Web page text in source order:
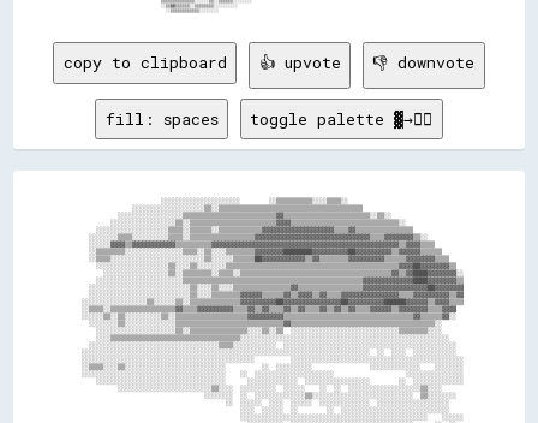
                                ░░▒▒▓▓▒▒▒▒▒▒░░▒▒▒▒▒▒▒▒░░░░░░░░░░
copy to clipboard 👍 upvote 👎 downvote
fill: spaces toggle palette ▓→✊🏽
                        ░░░░░░░░░░░░░░░░░░░░░░        ░░▒▒▒▒▒▒▒▒▒▒░░░░▒▒▒▒░░
                ░░░░░░░░░░░░░░░░░░░░▒▒░░▒▒▒▒▒▒▒▒▒▒▒▒▒▒▒▒▒▒▒▒▒▒▒▒▒▒▒▒▒▒▒▒▒▒▒▒▒▒▒▒
            ░░░░░░░░░░░░░░░░░░▒▒▒▒▒▒▒▒▒▒▒▒▒▒▒▒▒▒▒▒▒▒▒▒▒▒▓▓▒▒▒▒▒▒▒▒▒▒▒▒▒▒▒▒▒▒▒▒▒▒▒▒░░▒▒░░
          ░░░░░░░░░░░░░░░░░░▒▒░░▒▒▒▒▒▒▒▒▒▒▒▒▒▒▒▒▒▒▒▒▒▒▒▒▓▓▓▓▒▒▒▒▒▒▒▒▒▒▒▒▒▒▒▒▒▒▒▒▒▒▒▒▒▒▒▒▒▒░░
      ░░░░░░░░░░░░░░░░░░░░▒▒▒▒░░▒▒▒▒▒▒░░▒▒▒▒▒▒▒▒▒▒▒▒▓▓▓▓▓▓▓▓▓▓▓▓▓▓▓▓▓▓▓▓▒▒▒▒▓▓▒▒▒▒▒▒▒▒▒▒▒▒▒▒▒▒
    ░░░░░░░░▒▒▒▒░░░░░░░░░░▒▒▒▒░░▒▒▒▒▒▒▒▒▒▒▒▒▒▒▒▒▒▒▓▓▓▓▓▓▓▓▓▓▓▓▓▓▓▓▓▓▓▓▓▓▓▓▓▓▓▓▓▓▓▓▒▒▒▒▓▓▓▓▓▓▓▓▒▒░░
    ░░░░░░▓▓▓▓▒▒▓▓▓▓▓▓▓▓▓▓▓▓▒▒▒▒▒▒▒▒▒▒▓▓▓▓▓▓▓▓▓▓▓▓▓▓▓▓▓▓▓▓▓▓▓▓▓▓▓▓▓▓▓▓▓▓▓▓▓▓▓▓▓▓▓▓▓▓▓▓▓▓▓▓▒▒▓▓▓▓▒▒▒▒
    ░░▒▒▒▒▒▒▒▒░░░░░░░░░░░░░░░░▒▒▒▒░░▒▒░░░░▒▒▒▒▒▒▒▒▓▓▓▓▓▓▓▓████████▓▓▓▓▓▓▓▓▓▓██▓▓▓▓▓▓▓▓▓▓▒▒▓▓▓▓▓▓▒▒▒▒▒▒
    ░░▒▒▒▒░░░░░░░░░░░░░░░░░░░░░░░░░░▒▒░░░░░░▒▒▒▒▒▒██▓▓▓▓▓▓▓▓▓▓▓▓▒▒▓▓▒▒▒▒▒▒▒▒▓▓▓▓▓▓▓▓▓▓▒▒▒▒▒▒▓▓▓▓▓▓▓▓▒▒▒▒
      ░░░░░░░░░░░░░░░░░░░░▒▒░░░░▒▒░░░░░░░░▒▒▒▒▒▒▒▒▒▒▒▒▒▒▒▒▒▒▒▒▒▒▒▒▒▒▒▒▒▒▒▒▒▒▒▒▒▒▒▒▒▒▒▒▒▒▒▒▓▓▓▓██▓▓▓▓▓▓▓▓▒▒
        ░░░░░░░░░░░░░░░░░░▒▒░░▒▒▒▒▒▒▒▒░░▒▒▒▒░░▒▒▒▒▒▒▒▒▒▒▒▒▒▒▒▒▒▒▒▒▒▒▒▒▒▒▒▒▒▒▒▒▒▒▒▒▒▒▒▒▒▒▓▓▒▒▓▓████▓▓▓▓▓▓▓▓░░
      ░░░░░░░░░░░░░░░░░░░░░░░░▒▒▒▒▒▒▒▒▒▒▒▒▒▒▒▒▒▒▒▒▒▒▒▒▒▒▒▒▒▒▒▒▒▒▒▒▒▒▒▒▒▒▒▒▒▒▒▒▒▒▓▓▓▓▓▓▓▓▓▓▓▓▓▓████▓▓▓▓▓▓▓▓▒▒
    ░░░░░░░░░░░░░░░░░░░░░░░░░░░░▒▒░░░░▒▒░░░░▒▒▒▒▒▒▒▒▒▒▒▒▒▒▒▒▓▓▒▒▒▒▒▒▒▒▒▒▒▒▒▒▒▒▒▒▓▓▓▓▓▓▓▓▓▓▓▓▓▓▓▓▓▓██▓▓▓▓▓▓▓▓
    ░░░░░░░░░░░░░░░░░░░░░░░░░░░░▒▒░░░░▒▒▒▒▒▒▒▒▓▓▓▓▓▓▒▒▒▒▒▒▓▓▒▒▓▓▓▓▒▒▓▓▒▒▒▒▓▓▓▓▓▓▓▓▓▓▓▓▓▓▓▓▒▒▒▒▓▓▓▓▓▓▓▓▓▓▒▒▓▓
  ░░░░░░░░░░░░░░░░░░▒▒░░░░░░▒▒░░▒▒▒▒▒▒▒▒▒▒▒▒▒▒▓▓▓▓▓▓▓▓▓▓██▓▓▓▓▓▓▓▓▓▓▓▓▓▓▓▓██▓▓▓▓▓▓▓▓▓▓██████▓▓▓▓▓▓▒▒▓▓▓▓▒▒▒▒
  ░░▒▒▒▒░░▒▒▒▒▒▒▒▒▒▒▒▒▒▒▒▒▒▒▓▓▒▒▒▒▓▓▓▓▓▓▓▓▓▓▒▒▒▒▓▓▒▒▓▓▒▒▒▒▓▓▒▒▓▓▒▒▒▒▓▓▒▒▓▓▒▒▓▓▒▒▒▒▓▓▓▓▓▓▒▒▓▓▓▓▓▓▓▓▒▒▒▒▓▓▓▓
  ░░░░░░▒▒░░▒▒░░░░░░░░░░▒▒░░▒▒▒▒▒▒▒▒▒▒▒▒▒▒▒▒▒▒▒▒▓▓▓▓▓▓▓▓▓▓▒▒▒▒▒▒▒▒▒▒▒▒▒▒▒▒▒▒▒▒▒▒▒▒▒▒▒▒▒▒▒▒▒▒▒▒▓▓▒▒▒▒▒▒▓▓░░
    ░░░░░░░░▒▒░░░░░░░░░░░░░░▒▒▒▒▒▒▒▒▒▒▒▒▒▒▒▒▒▒▒▒▒▒▒▒▒▒▒▒▒▒▓▓▒▒▒▒▒▒▒▒▒▒▒▒▒▒▒▒▒▒▒▒▒▒▒▒▒▒▒▒▒▒▒▒▒▒▒▒▒▒▒▒░░
      ░░░░░░░░░░░░░░░░░░░░░░▒▒░░▒▒▒▒▒▒▒▒▒▒▒▒▒▒▒▒░░░░▒▒░░▒▒  ░░░░░░░░░░░░░░░░░░░░░░░░░░░░░░▒▒▒▒▒▒▒▒░░░░
      ░░░░▒▒▒▒▒▒▒▒▒▒▒▒▒▒▒▒▒▒▒▒▒▒▒▒▒▒▒▒▒▒▒▒▒▒▒▒░░░░░░░░░░░░░░░░░░░░░░░░░░░░░░░░░░░░░░░░░░░░░░░░░░░░░░░░░░
    ░░░░░░░░░░░░░░░░░░░░░░░░░░░░░░░░░░░░▒▒▒▒░░░░░░░░░░░░  ░░░░░░░░░░░░░░░░░░░░░░░░░░░░░░░░░░░░░░░░░░░░░░░░
  ░░░░░░░░░░░░░░░░░░░░░░░░░░░░░░░░░░░░░░░░░░░░░░░░░░░░░░░░░░░░░░░░░░░░░░░░░░░░░░░░  ░░  ░░░░  ░░░░░░░░░░░░
  ░░░░░░░░░░░░░░░░░░░░░░░░░░░░░░░░░░░░░░░░░░░░░░░░          ░░░░░░░░░░░░░░░░░░░░░░░░░░░░░░░░░░░░░░░░░░░░░░░░
  ░░▒▒▒▒░░░░▒▒░░░░░░░░░░░░░░░░░░░░░░░░░░░░          ░░  ░░░░░░░░░░                ░░░░░░░░░░░░░░    ░░░░░░░░
  ░░░░░░░░░░░░░░░░░░░░░░░░░░░░░░░░░░░░░░░░    ░░  ░░░░░░░░░░░░░░░░░░░░░░                    ░░░░░░░░░░░░░░░░
      ░░░░░░░░░░░░░░░░░░░░░░░░░░░░░░░░░░░░      ░░░░░░░░░░░░░░  ░░░░░░░░░░░░░░░░░░        ░░  ░░░░░░░░░░░░░░
            ░░░░░░░░░░░░░░░░░░░░░░░░░░▒▒░░░░  ░░░░░░░░░░  ░░░░░░    ░░  ░░  ░░░░░░░░░░░░░░░░░░░░▒▒░░░░
                                    ░░░░░░░░  ░░  ░░░░░░░░░░░░░░▒▒░░░░░░░░░░░░░░░░░░░░░░░░░░░░  ▒▒░░░░░░░░
                                          ░░  ░░░░░░  ░░░░  ░░░░░░  ░░░░░░░░░░░░░░  ░░░░░░░░░░░░░░░░░░░░
                                              ░░░░  ░░░░░░  ░░        ░░  ░░░░░░░░░░░░░░░░░░░░░░░░░░░░░░
                                              ░░░░░░░░░░░░░░░░░░░░░░░░░░░░░░░░░░░░░░░░░░░░░░░░░░░░    ░░░░░░